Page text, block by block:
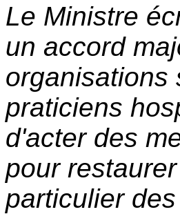
Le Ministre
un accord
organisations
praticiens
d'acter des
pour
particulier